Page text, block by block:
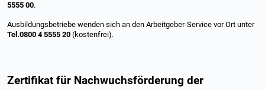
5555 00.
Ausbildungsbetriebe wenden sich an den Arbeitgeber-Service vor Ort unter
Tel.0800 4 5555 20 (kostenfrei).
Zertifikat für Nachwuchsförderung der